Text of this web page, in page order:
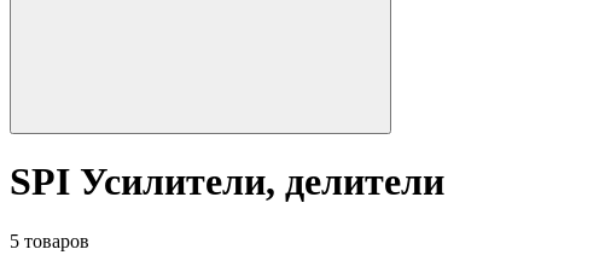
SPI Усилители, делители
5 товаров